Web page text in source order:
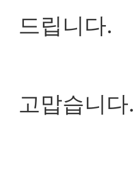
드립니다.
고맙습니다.